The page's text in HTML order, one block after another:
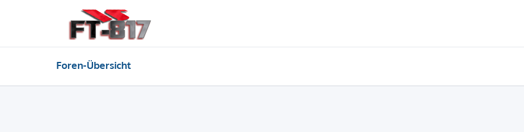
Foren-Übersicht